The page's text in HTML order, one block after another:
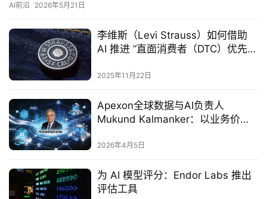
AI前沿 2026年5月21日
李维斯（Levi Strauss）如何借助
AI 推进 “直面消费者（DTC）优先”
2025年11月22日
Apexon全球数据与AI负责人
Mukund Kalmanker：以业务价值
2026年4月5日
为 AI 模型评分：Endor Labs 推出
评估工具